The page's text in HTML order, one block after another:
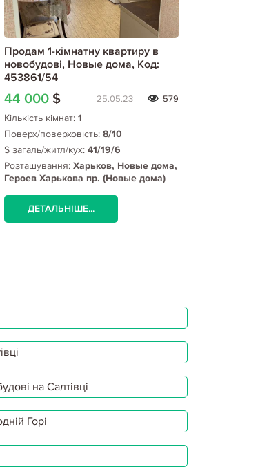
Продам 1-кімнатну квартиру в
новобудові, Новые дома, Код:
453861/54
44 000 $ 25.05.23 579
Кількість кімнат: 1
Поверх/поверховість: 8/10
S загаль/житл/кух: 41/19/6
Розташування: Харьков, Новые дома,
Героев Харькова пр. (Новые дома)
ДЕТАЛЬНІШЕ...
на Салтівці
Горі